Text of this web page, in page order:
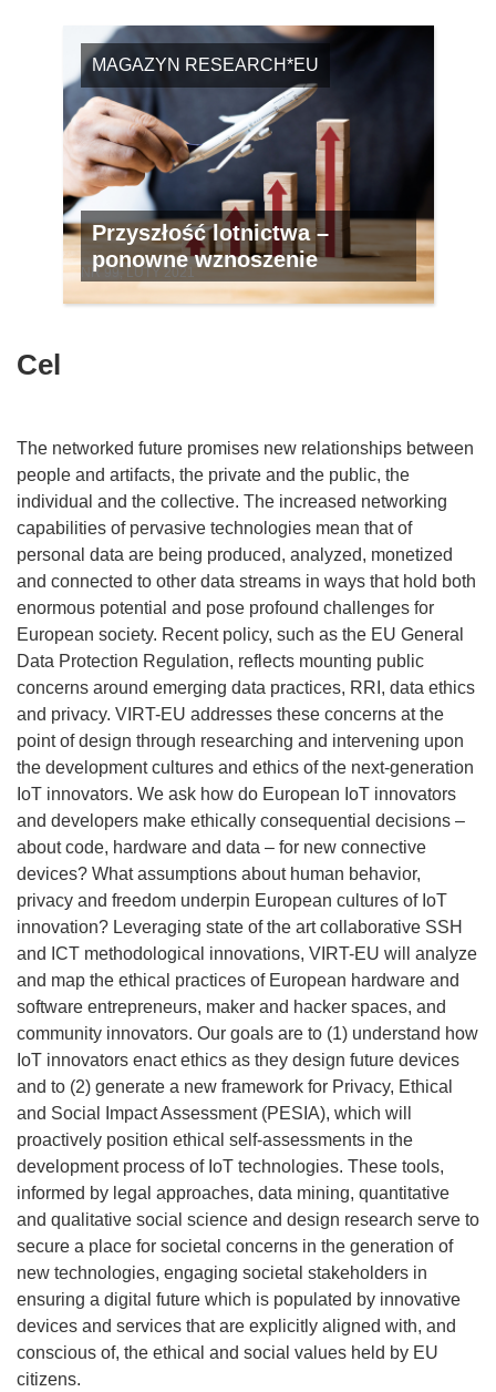
MAGAZYN RESEARCH*EU
Przyszłość lotnictwa –
ponowne wznoszenie
NR 99, LUTY 2021
Cel
The networked future promises new relationships between
people and artifacts, the private and the public, the
individual and the collective. The increased networking
capabilities of pervasive technologies mean that of
personal data are being produced, analyzed, monetized
and connected to other data streams in ways that hold both
enormous potential and pose profound challenges for
European society. Recent policy, such as the EU General
Data Protection Regulation, reflects mounting public
concerns around emerging data practices, RRI, data ethics
and privacy. VIRT-EU addresses these concerns at the
point of design through researching and intervening upon
the development cultures and ethics of the next-generation
IoT innovators. We ask how do European IoT innovators
and developers make ethically consequential decisions –
about code, hardware and data – for new connective
devices? What assumptions about human behavior,
privacy and freedom underpin European cultures of IoT
innovation? Leveraging state of the art collaborative SSH
and ICT methodological innovations, VIRT-EU will analyze
and map the ethical practices of European hardware and
software entrepreneurs, maker and hacker spaces, and
community innovators. Our goals are to (1) understand how
IoT innovators enact ethics as they design future devices
and to (2) generate a new framework for Privacy, Ethical
and Social Impact Assessment (PESIA), which will
proactively position ethical self-assessments in the
development process of IoT technologies. These tools,
informed by legal approaches, data mining, quantitative
and qualitative social science and design research serve to
secure a place for societal concerns in the generation of
new technologies, engaging societal stakeholders in
ensuring a digital future which is populated by innovative
devices and services that are explicitly aligned with, and
conscious of, the ethical and social values held by EU